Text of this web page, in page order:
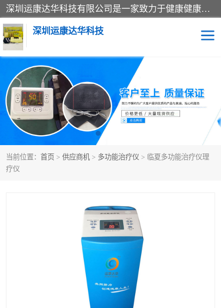
深圳运康达华科技有限公司是一家致力于健康健康产业的现代化企业，已经走过了15个春秋，开创了中医外用发展的新未来，是专业从事中医医疗仪器的研发、生产、销售、服务为一体的子公司，在医疗器械的设计、开发和生产方面率先引进国际先进技术和好的科技人员，先后开发出了场效应治疗仪、多功能治疗仪、颈椎治疗仪、腰椎治疗仪、增效垫等多个系列。
深圳运康达华科技
当前位置： 首页 > 供应商机 > 多功能治疗仪 > 临夏多功能治疗仪理
疗仪
多功能治疗仪 中药提速
中低频治疗仪 脉冲治疗仪
**腺治疗仪